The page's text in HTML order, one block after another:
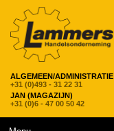
ALGEMEEN/ADMINISTRATIE
+31 (0)493 - 31 22 31
JAN (MAGAZIJN)
+31 (0)6 - 47 00 50 42